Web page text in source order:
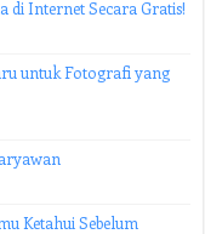
di Internet Secara Gratis!
untuk Fotografi yang
Ketahui Sebelum